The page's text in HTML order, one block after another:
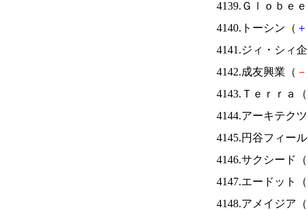
4139.Ｇｌｏｂｅ
4140.トーシン（ ＋
4141.ジィ・シィ
4142.成友興業（ －
4143.Ｔｅｒｒａ（
4144.アーキテク
4145.円谷フィー
4146.サクシード（
4147.エードット（
4148.アメイジア（